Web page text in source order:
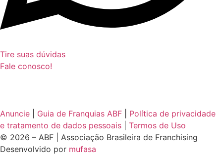
Tire suas dúvidas
Fale conosco!
Anuncie Guia de Franquias ABF
Política de privacidade
e tratamento de dados pessoais
Termos de Uso
© 2026 – ABF | Associação Brasileira de Franchising
Desenvolvido por mufasa